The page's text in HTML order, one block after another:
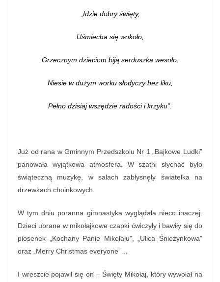
Idzie dobry święty,
Uśmiecha się wokoło,
Grzecznym dzieciom biją serduszka wesoło.
Niesie w dużym worku słodyczy bez liku,
Pełno dzisiaj wszędzie radości i krzyku”.
Już od rana w Gminnym Przedszkolu Nr 1 „Bajkowe Ludki”
panowała wyjątkowa atmosfera. W szatni słychać było
świąteczną muzykę, w salach zabłysnęły światełka na
drzewkach choinkowych.
W tym dniu poranna gimnastyka wyglądała nieco inaczej.
Dzieci ubrane w mikołajkowe czapki ćwiczyły i bawiły się do
piosenek „Kochany Panie Mikołaju”, „Ulica Śnieżynkowa”
oraz „Merry Christmas everyone”…
I wreszcie pojawił się on – Święty Mikołaj, który wywołał na